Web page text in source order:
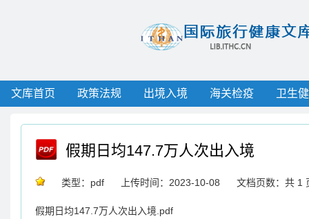
文库首页 政策法规 出境入境 海关检疫 卫生
假期日均147.7万人次出入境
类型：pdf 上传时间：2023-10-08 文档页数：共 1
假期日均147.7万人次出入境.pdf